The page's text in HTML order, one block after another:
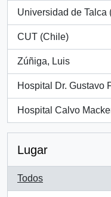
Universidad de Talca
, 1 resultados
CUT (Chile)
, 1 resultados
Zúñiga, Luis
, 1 resultados
Hospital Dr. Gustavo
, 1 resultados
Hospital Calvo
, 1 resultados
Lugar
Todos